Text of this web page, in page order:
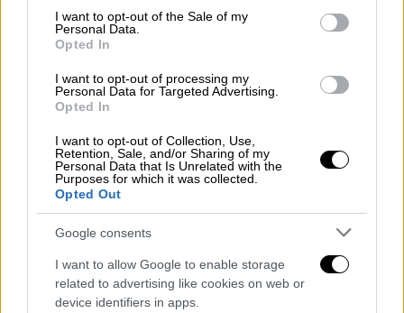
consent section.
I want to opt-out of the Sale of my
Personal Data.
Opted In
I want to opt-out of processing my
Personal Data for Targeted Advertising.
Opted In
I want to opt-out of Collection, Use,
Retention, Sale, and/or Sharing of my
Personal Data that Is Unrelated with the
Purposes for which it was collected.
Opted Out
Google consents
I want to allow Google to enable storage
related to advertising like cookies on web or
device identifiers in apps.
Πολιτική|14.02.2019 17:16
Νέο επεισόδιο Δημήτρη Καμμένου-
Τέρενς Κουίκ
«Μπράβο Τέρενς! Μπράβο που είσαι υπέρ
του ουδετερόθρησκου κράτους», φώναξε,
μεταξύ άλλων, ο Δημ. Καμμένος
απευθυνόμενος στον Τέρενς Κουίκ